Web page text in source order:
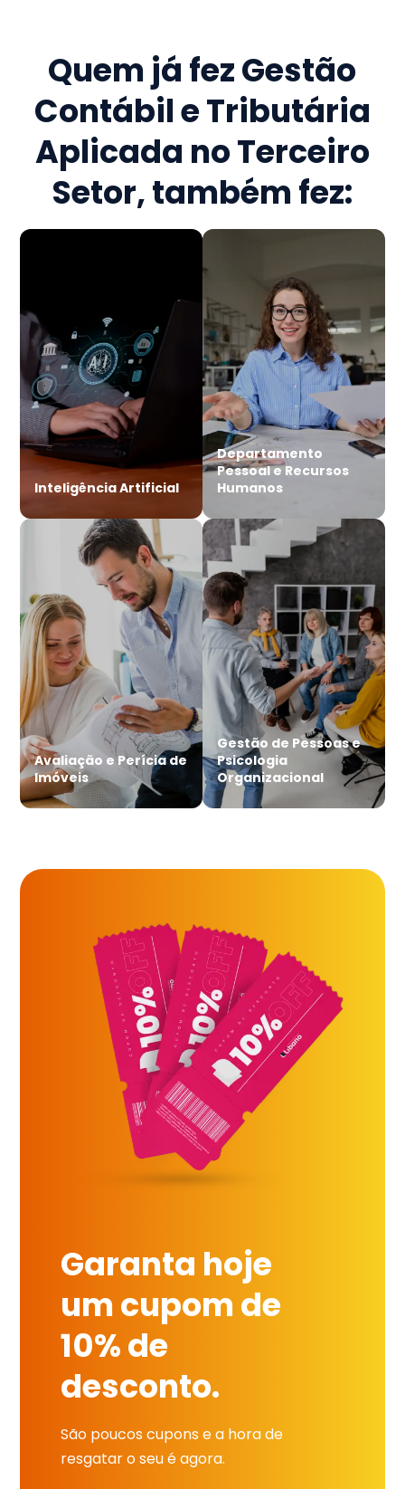
Quem já fezGestão
Contábil e Tributária
Aplicada no Terceiro
Setor, também fez:
Inteligência Artificial
Departamento
Pessoal e Recursos
Humanos
Avaliação e Perícia de
Imóveis
Gestão de Pessoas e
Psicologia
Organizacional
Garanta hoje
um cupom de
10% de
desconto.
São poucos cupons e a hora de
resgatar o seu é agora.